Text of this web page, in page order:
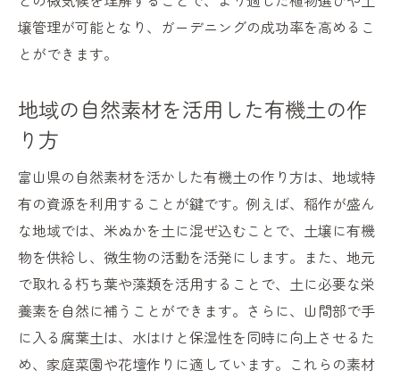
簡単な土壌テストで土の状態をチェック
初めての野菜栽培におすすめの種と苗
富山県の気候に合わせた植え付け時期
効率的な水やりと肥料の与え方
収穫までの成長過程を楽しむコツ
富山県の気候に合わせた土作りの秘訣とおすす
め植物
富山県の四季に合わせた土作りのタイミン
グ
季節ごとのおすすめ野菜と花
土壌改良のための自然素材の使い方
壌管理が可能となり、ガーデニングの成功率を高めるこ
とができます。
地域の自然素材を活用した有機土の作
り方
富山県の自然素材を活かした有機土の作り方は、地域特
有の資源を利用することが鍵です。例えば、稲作が盛ん
な地域では、米ぬかを土に混ぜ込むことで、土壌に有機
物を供給し、微生物の活動を活発にします。また、地元
で取れる朽ち葉や藻類を活用することで、土に必要な栄
養素を自然に補うことができます。さらに、山間部で手
に入る腐葉土は、水はけと保湿性を同時に向上させるた
め、家庭菜園や花壇作りに適しています。これらの素材